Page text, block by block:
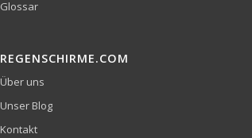
Glossar
REGENSCHIRME.COM
Über uns
Unser Blog
Kontakt